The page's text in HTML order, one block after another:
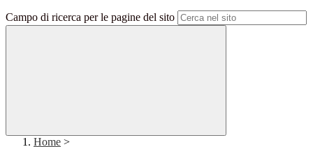
Campo di ricerca per le pagine del sito
Home >